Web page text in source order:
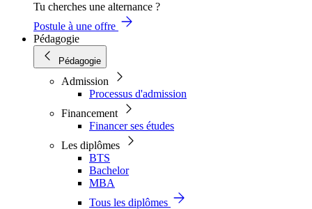
Tu cherches une alternance ?
Postule à une offre
Pédagogie
Pédagogie
Admission
Processus d'admission
Financement
Financer ses études
Les diplômes
BTS
Bachelor
MBA
Tous les diplômes